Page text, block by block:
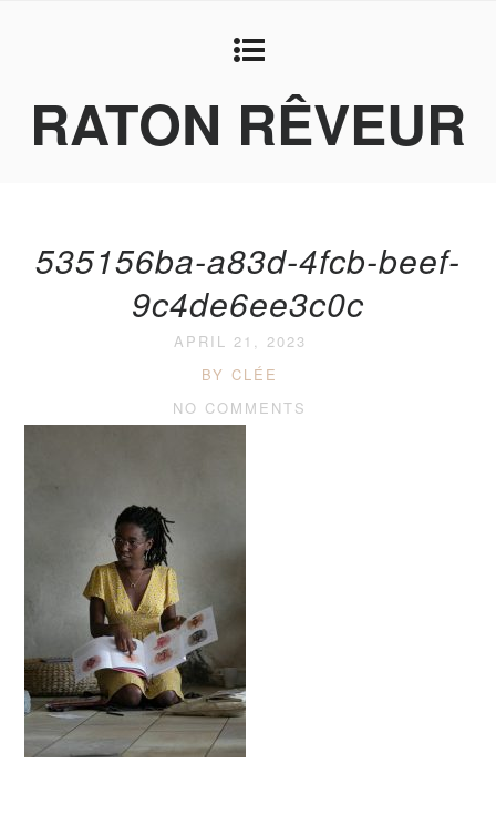
RATON RÊVEUR
535156ba-a83d-4fcb-beef-
9c4de6ee3c0c
APRIL 21, 2023
BY CLÉE
NO COMMENTS